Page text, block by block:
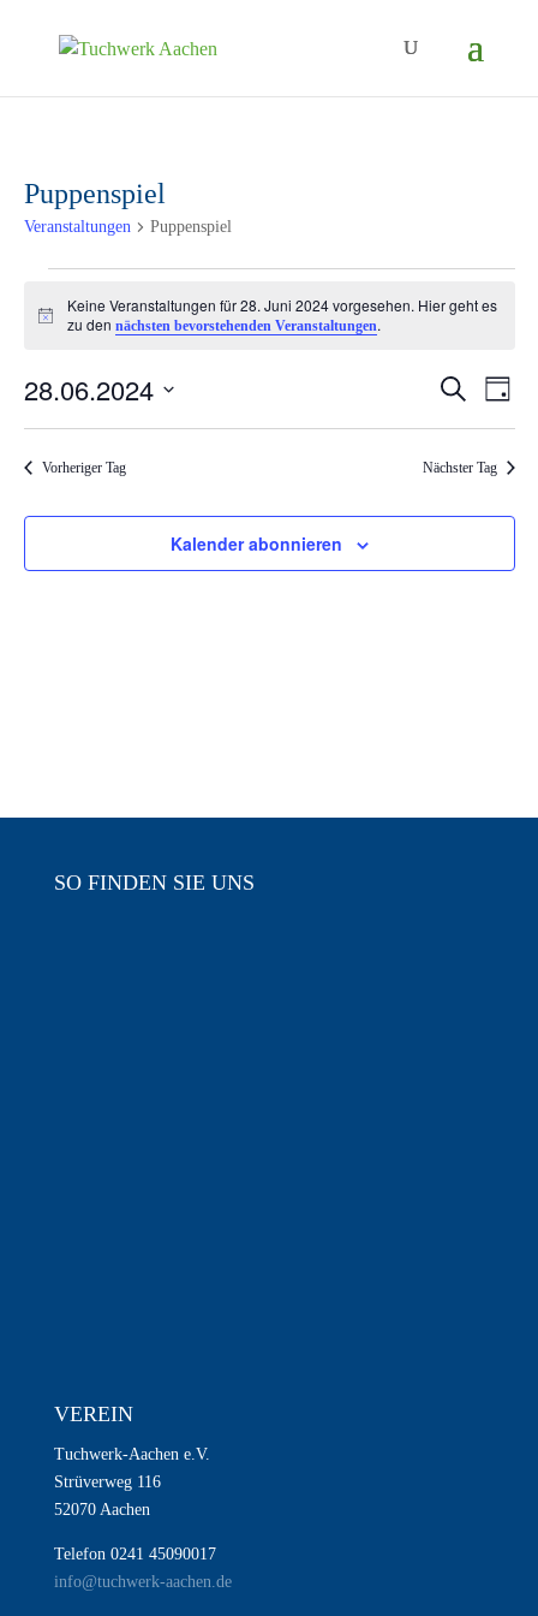
Puppenspiel
Veranstaltungen Puppenspiel
für
Juni
Hinweis
Keine Veranstaltungen für 28. Juni 2024 vorgesehen. Hier geht es
zu dennächsten bevorstehenden Veranstaltungen.
Suche
und
Suche
Tag
28.06.2024
Datum
wählen.
Vorheriger Tag Nächster Tag
Kalender abonnieren
SO FINDEN SIE UNS
VEREIN
Tuchwerk-Aachen e.V.
Strüverweg 116
52070 Aachen
Telefon 0241 45090017
info@tuchwerk-aachen.de